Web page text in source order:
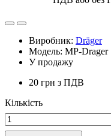
Виробник: Dräger
Модель: MP-Drager
У продажу
20 грн з ПДВ
Кількість